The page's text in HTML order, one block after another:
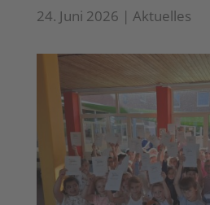
24. Juni 2026 | Aktuelles